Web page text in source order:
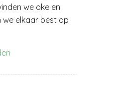
we oke en
elkaar best op